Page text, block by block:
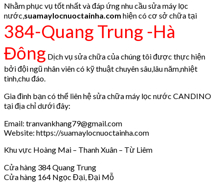
Nhằm phục vụ tốt nhất và đáp ứng nhu cầu sửa máy lọc
nước, suamaylocnuoctainha.com hiện có cơ sở chữa tại
384-Quang Trung -Hà
Đông Dịch vụ sửa chữa của chúng tôi được thực hiện
bởi đội ngũ nhân viên có kỹ thuật chuyên sâu,lâu năm,nhiệt
tình,chu đáo.
Gia đình bạn có thể liên hệ sửa chữa máy lọc nước CANDINO
tại địa chỉ dưới đây:
Email: tranvankhang79@gmail.com
Website: https://suamaylocnuoctainha.com
Khu vực Hoàng Mai – Thanh Xuân – Từ Liêm
Cửa hàng 384 Quang Trung
Cửa hàng 164 Ngọc Đại, Đại Mỗ